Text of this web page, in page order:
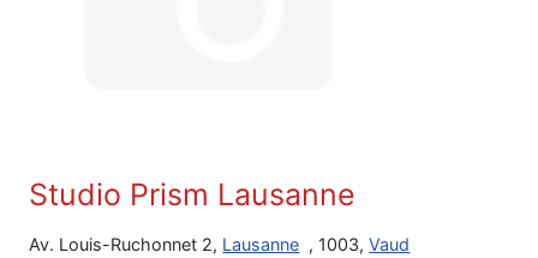
Studio Prism Lausanne
Av. Louis-Ruchonnet 2, Lausanne , 1003,Vaud